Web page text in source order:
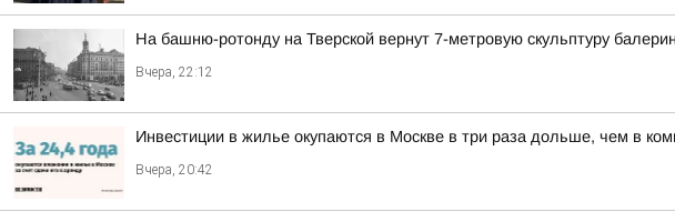
На башню-ротонду на Тверской вернут 7-метровую скульптуру
Вчера, 22:12
Инвестиции в жилье окупаются в Москве в три раза дольше, чем в
Вчера, 20:42